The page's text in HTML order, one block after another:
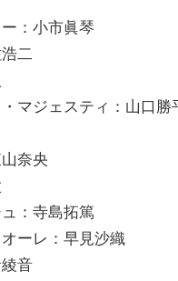
：小市眞琴
二
マジェスティ：山口勝
奈央
：寺島拓篤
ーレ：早見沙織
音